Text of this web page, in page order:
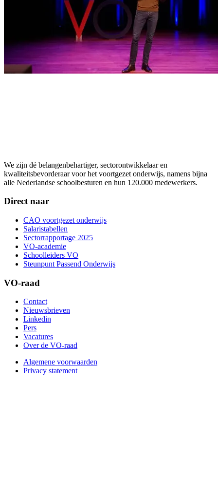
We zijn dé belangenbehartiger, sectorontwikkelaar en
kwaliteitsbevorderaar voor het voortgezet onderwijs, namens bijna
alle Nederlandse schoolbesturen en hun 120.000 medewerkers.
Direct naar
CAO voortgezet onderwijs
Salaristabellen
Sectorrapportage 2025
VO-academie
Schoolleiders VO
Steunpunt Passend Onderwijs
VO-raad
Contact
Nieuwsbrieven
Linkedin
Pers
Vacatures
Over de VO-raad
Algemene voorwaarden
Privacy statement